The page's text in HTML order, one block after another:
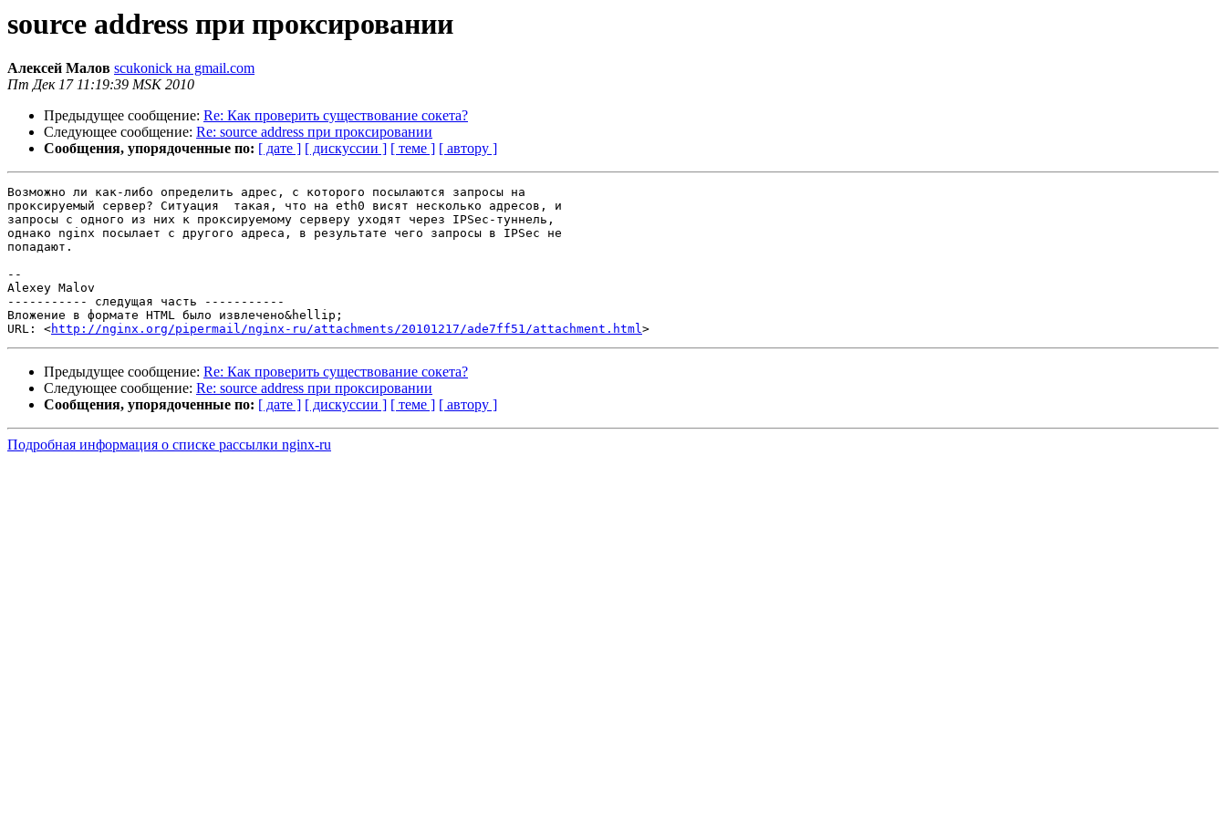
source address при проксировании
Алексей Малов scukonick на gmail.com
Пт Дек 17 11:19:39 MSK 2010
Предыдущее сообщение: Re: Как проверить существование сокета?
Следующее сообщение: Re: source address при проксировании
Сообщения, упорядоченные по: [ дате ] [ дискуссии ] [ теме ] [ автору ]
Возможно ли как-либо определить адрес, с которого посылаются запросы на
проксируемый сервер? Ситуация  такая, что на eth0 висят несколько адресов, и
запросы с одного из них к проксируемому серверу уходят через IPSec-туннель,
однако nginx посылает с другого адреса, в результате чего запросы в IPSec не
попадают.
--
Alexey Malov
----------- следущая часть -----------
Вложение в формате HTML было извлечено&hellip;
URL: <http://nginx.org/pipermail/nginx-ru/attachments/20101217/ade7ff51/attachment.html
Предыдущее сообщение: Re: Как проверить существование сокета?
Следующее сообщение: Re: source address при проксировании
Сообщения, упорядоченные по: [ дате ] [ дискуссии ] [ теме ] [ автору ]
Подробная информация о списке рассылки nginx-ru